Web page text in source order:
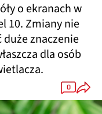
o ekranach w
10. Zmiany nie
znaczenie
dla osób
0